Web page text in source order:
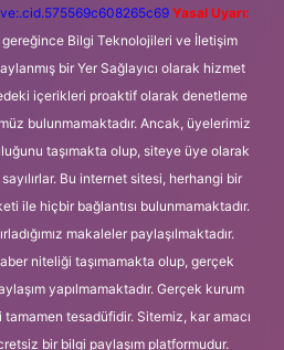
Yasal Uyarı:
gereğince Bilgi Teknolojileri ve İletişim
bir Yer Sağlayıcı olarak hizmet
içerikleri proaktif olarak denetleme
bulunmamaktadır. Ancak, üyelerimiz
taşımakta olup, siteye üye olarak
Bu internet sitesi, herhangi bir
ile hiçbir bağlantısı bulunmamaktadır.
makaleler paylaşılmaktadır.
niteliği taşımamakta olup, gerçek
yapılmamaktadır. Gerçek kurum
tesadüfidir. Sitemiz, kar amacı
bir bilgi paylaşım platformudur.